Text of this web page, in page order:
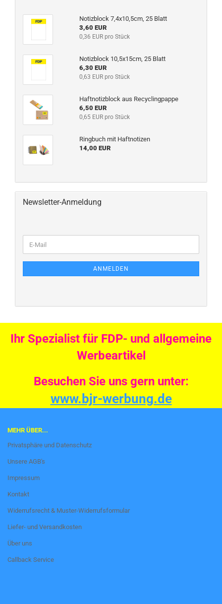
Notizblock 7,4x10,5cm, 25 Blatt
3,60 EUR
0,36 EUR pro Stück
Notizblock 10,5x15cm, 25 Blatt
6,30 EUR
0,63 EUR pro Stück
Haftnotizblock aus Recyclingpappe
6,50 EUR
0,65 EUR pro Stück
Ringbuch mit Haftnotizen
14,00 EUR
Newsletter-Anmeldung
ANMELDEN
Ihr Spezialist für FDP- und allgemeine
Werbeartikel
Besuchen Sie uns gern unter:
www.bjr-werbung.de
MEHR ÜBER...
Privatsphäre und Datenschutz
Unsere AGB's
Impressum
Kontakt
Widerrufsrecht & Muster-Widerrufsformular
Liefer- und Versandkosten
Über uns
Callback Service